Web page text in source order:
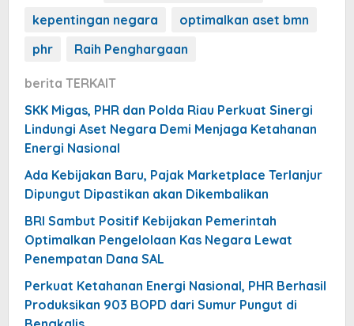
kepentingan negara
optimalkan aset bmn
phr
Raih Penghargaan
berita TERKAIT
SKK Migas, PHR dan Polda Riau Perkuat Sinergi
Lindungi Aset Negara Demi Menjaga Ketahanan
Energi Nasional
Ada Kebijakan Baru, Pajak Marketplace Terlanjur
Dipungut Dipastikan akan Dikembalikan
BRI Sambut Positif Kebijakan Pemerintah
Optimalkan Pengelolaan Kas Negara Lewat
Penempatan Dana SAL
Perkuat Ketahanan Energi Nasional, PHR Berhasil
Produksikan 903 BOPD dari Sumur Pungut di